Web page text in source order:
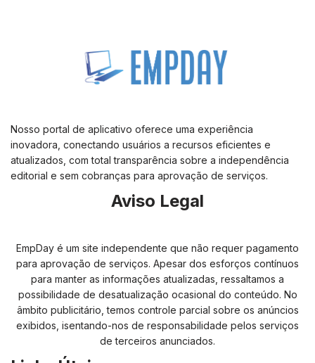
Nosso portal de aplicativo oferece uma experiência
inovadora, conectando usuários a recursos eficientes e
atualizados, com total transparência sobre a independência
editorial e sem cobranças para aprovação de serviços.
Aviso Legal
EmpDay é um site independente que não requer pagamento
para aprovação de serviços. Apesar dos esforços contínuos
para manter as informações atualizadas, ressaltamos a
possibilidade de desatualização ocasional do conteúdo. No
âmbito publicitário, temos controle parcial sobre os anúncios
exibidos, isentando-nos de responsabilidade pelos serviços
de terceiros anunciados.